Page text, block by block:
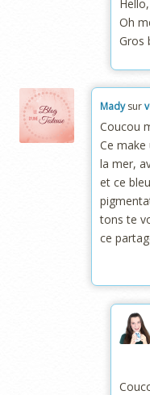
Hello,
Oh
Gros
Madysur
Coucou
Ce make
la mer,
et ce
tons te
ce